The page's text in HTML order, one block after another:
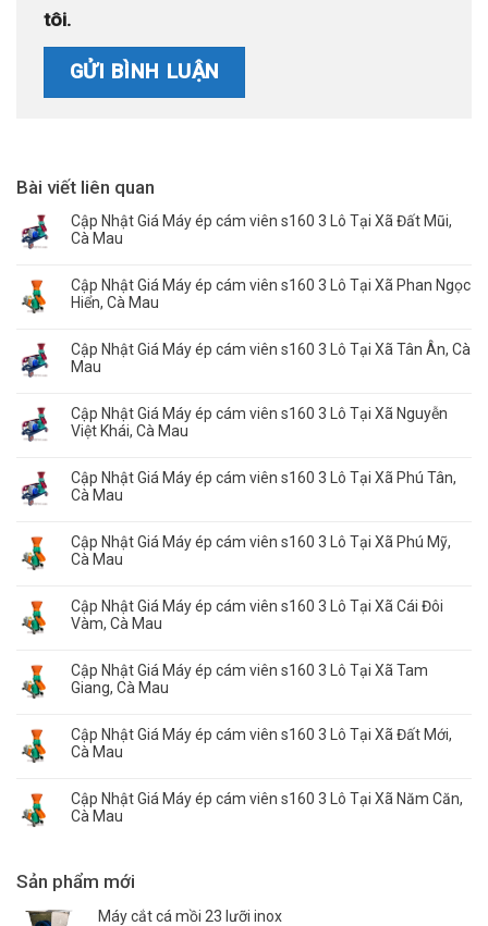
tôi.
Bài viết liên quan
Cập Nhật Giá Máy ép cám viên s160 3 Lô Tại Xã Đất Mũi,
Cà Mau
Cập Nhật Giá Máy ép cám viên s160 3 Lô Tại Xã Phan Ngọc
Hiển, Cà Mau
Cập Nhật Giá Máy ép cám viên s160 3 Lô Tại Xã Tân Ân, Cà
Mau
Cập Nhật Giá Máy ép cám viên s160 3 Lô Tại Xã Nguyễn
Việt Khái, Cà Mau
Cập Nhật Giá Máy ép cám viên s160 3 Lô Tại Xã Phú Tân,
Cà Mau
Cập Nhật Giá Máy ép cám viên s160 3 Lô Tại Xã Phú Mỹ,
Cà Mau
Cập Nhật Giá Máy ép cám viên s160 3 Lô Tại Xã Cái Đôi
Vàm, Cà Mau
Cập Nhật Giá Máy ép cám viên s160 3 Lô Tại Xã Tam
Giang, Cà Mau
Cập Nhật Giá Máy ép cám viên s160 3 Lô Tại Xã Đất Mới,
Cà Mau
Cập Nhật Giá Máy ép cám viên s160 3 Lô Tại Xã Năm Căn,
Cà Mau
Sản phẩm mới
Máy cắt cá mồi 23 lưỡi inox